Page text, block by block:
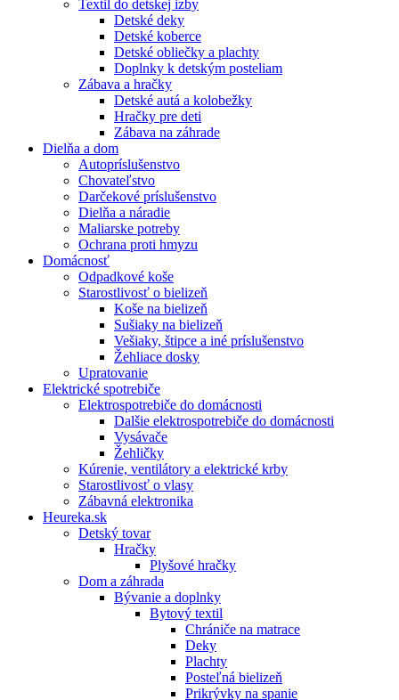
Textil do detskej izby
Detské deky
Detské koberce
Detské obliečky a plachty
Doplnky k detským posteliam
Zábava a hračky
Detské autá a kolobežky
Hračky pre deti
Zábava na záhrade
Dielňa a dom
Autopríslušenstvo
Chovateľstvo
Darčekové príslušenstvo
Dielňa a náradie
Maliarske potreby
Ochrana proti hmyzu
Domácnosť
Odpadkové koše
Starostlivosť o bielizeň
Koše na bielizeň
Sušiaky na bielizeň
Vešiaky, štipce a iné príslušenstvo
Žehliace dosky
Upratovanie
Elektrické spotrebiče
Elektrospotrebiče do domácnosti
Dalšie elektrospotrebiče do domácnosti
Vysávače
Žehličky
Kúrenie, ventilátory a elektrické krby
Starostlivosť o vlasy
Zábavná elektronika
Heureka.sk
Detský tovar
Hračky
Plyšové hračky
Dom a záhrada
Bývanie a doplnky
Bytový textil
Chrániče na matrace
Deky
Plachty
Posteľná bielizeň
Prikrývky na spanie